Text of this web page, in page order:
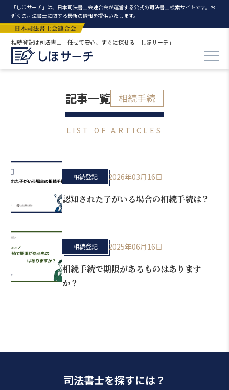
「しほサーチ」は、日本司法書士会連合会が運営する公式の司法書士検索サイトです。お
近くの司法書士に関する最新の情報を提供いたします。
相続登記は司法書士 任せて安心、すぐに探せる「しほサーチ」
記事一覧 相続手続
LIST OF ARTICLES
相続登記 2026年03月16日
認知された子がいる場合の相続手続は？
相続登記 2025年06月16日
相続手続で期限があるものはあります
か？
司法書士を探すには？